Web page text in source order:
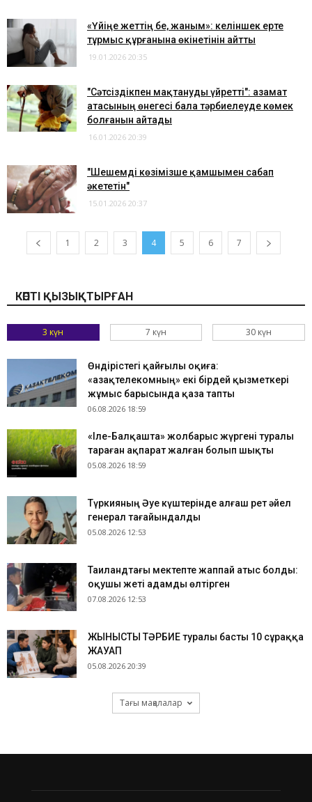
«Үйіңе жеттің бе, жаным»: келіншек ерте
тұрмыс құрғанына өкінетінін айтты
19.01.2026 20:35
"Сәтсіздікпен мақтануды үйретті": азамат
атасының өнегесі бала тәрбиелеуде көмек
болғанын айтады
16.01.2026 20:39
"Шешемді көзімізше қамшымен сабап
әкететін"
15.01.2026 20:37
1 2 3 4 5 6 7
КӨПТІ ҚЫЗЫҚТЫРҒАН
3 күн 7 күн 30 күн
Өндірістегі қайғылы оқиға:
«Қазақтелекомның» екі бірдей қызметкері
жұмыс барысында қаза тапты
06.08.2026 18:59
«Іле-Балқашта» жолбарыс жүргені туралы
тараған ақпарат жалған болып шықты
05.08.2026 18:59
Түркияның Әуе күштерінде алғаш рет әйел
генерал тағайындалды
05.08.2026 12:53
Таиландтағы мектепте жаппай атыс болды:
оқушы жеті адамды өлтірген
07.08.2026 12:53
ЖЫНЫСТЫҚ ТӘРБИЕ туралы басты 10 сұраққа
ЖАУАП
05.08.2026 20:39
Тағы мақалалар